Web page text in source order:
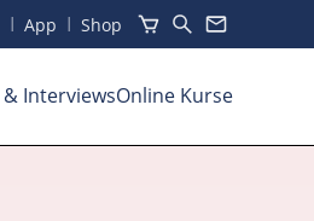
I App I Shop
& InterviewsOnline Kurse